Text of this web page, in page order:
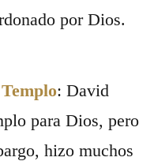
por Dios.
: David
para Dios, pero
hizo muchos